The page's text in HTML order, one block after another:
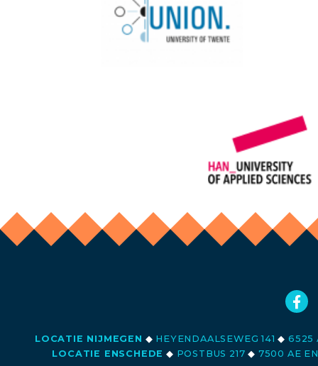
LOCATIE NIJMEGEN ◆ HEYENDAALSEWEG 141◆ 6525
LOCATIE ENSCHEDE ◆ POSTBUS 217◆ 7500 AE